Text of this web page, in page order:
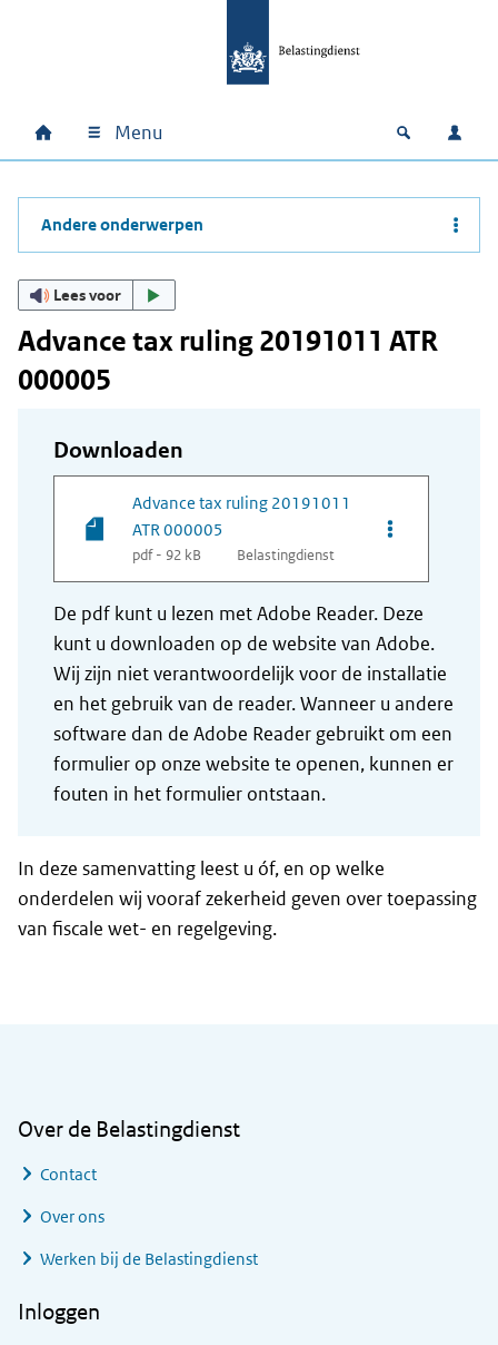
Hoofdnavigatie
Home Menu Open
Andere onderwerpen
Lees voor
Advance tax ruling 20191011 ATR
000005
Downloaden
Advance tax ruling 20191011
ATR 000005
pdf - 92 kB Belastingdienst
Opties van
De pdf kunt u lezen met Adobe Reader. Deze
kunt u downloaden op de website van Adobe.
Wij zijn niet verantwoordelijk voor de installatie
en het gebruik van de reader. Wanneer u andere
software dan de Adobe Reader gebruikt om een
formulier op onze website te openen, kunnen er
fouten in het formulier ontstaan.
In deze samenvatting leest u óf, en op welke
onderdelen wij vooraf zekerheid geven over toepassing
van fiscale wet- en regelgeving.
Over de Belastingdienst
Contact
Over ons
Werken bij de Belastingdienst
Inloggen